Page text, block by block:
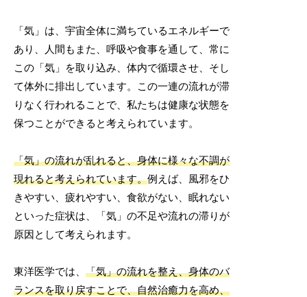
「気」は、宇宙全体に満ちているエネルギーで
あり、人間もまた、呼吸や食事を通して、常に
この「気」を取り込み、体内で循環させ、そし
て体外に排出しています。この一連の流れが滞
りなく行われることで、私たちは健康な状態を
保つことができると考えられています。
「気」の流れが乱れると、身体に様々な不調が
現れると考えられています。例えば、風邪をひ
きやすい、疲れやすい、食欲がない、眠れない
といった症状は、「気」の不足や流れの滞りが
原因として考えられます。
東洋医学では、「気」の流れを整え、身体のバ
ランスを取り戻すことで、自然治癒力を高め、